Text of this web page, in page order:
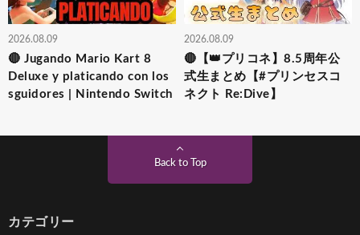
2026.08.09
🔴 Jugando Mario Kart 8
Deluxe y platicando con los
sguidores | Nintendo Switch
2026.08.09
🔴【👑プリコネ】8.5周年公
式生まとめ【#プリンセスコ
ネクト Re:Dive】
Back to Top
カテゴリー